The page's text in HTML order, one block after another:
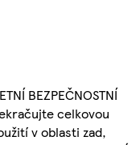
BEZPEČNOSTNÍ
celkovou
v oblasti zad,